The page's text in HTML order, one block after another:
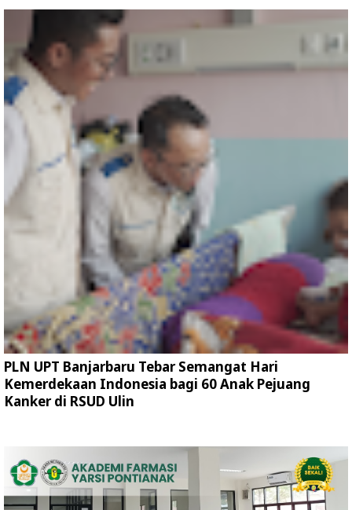
PLN UPT Banjarbaru Tebar Semangat Hari
Kemerdekaan Indonesia bagi 60 Anak Pejuang
Kanker di RSUD Ulin